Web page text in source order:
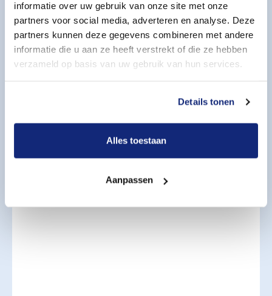
informatie over uw gebruik van onze site met onze
partners voor social media, adverteren en analyse. Deze
partners kunnen deze gegevens combineren met andere
informatie die u aan ze heeft verstrekt of die ze hebben
verzameld op basis van uw gebruik van hun services.
Details tonen
Alles toestaan
Aanpassen
Uw telefoonnummer
Aanvullende wensen